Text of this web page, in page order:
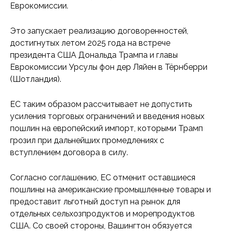
Еврокомиссии.
Это запускает реализацию договоренностей,
достигнутых летом 2025 года на встрече
президента США Дональда Трампа и главы
Еврокомиссии Урсулы фон дер Ляйен в Тёрнберри
(Шотландия).
ЕС таким образом рассчитывает не допустить
усиления торговых ограничений и введения новых
пошлин на европейский импорт, которыми Трамп
грозил при дальнейших промедлениях с
вступлением договора в силу.
Согласно соглашению, ЕС отменит оставшиеся
пошлины на американские промышленные товары и
предоставит льготный доступ на рынок для
отдельных сельхозпродуктов и морепродуктов
США. Со своей стороны, Вашингтон обязуется